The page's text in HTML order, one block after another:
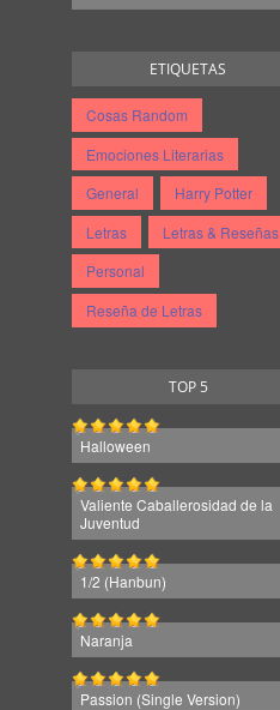
ETIQUETAS
Cosas Random
Emociones Literarias
General
Harry Potter
Letras
Letras & Reseñas
Personal
Reseña de Letras
TOP 5
Halloween
Valiente Caballerosidad de la
Juventud
1/2 (Hanbun)
Naranja
Passion (Single Version)